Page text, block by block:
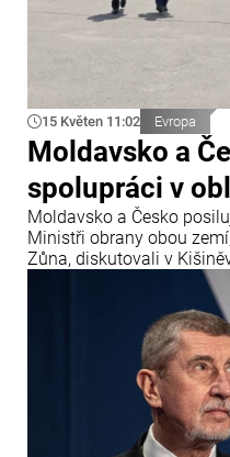
15 Květen 11:02 Evropa
Moldavsko a
spolupráci v
Moldavsko a Česko
Ministři obrany obou
Zůna, diskutovali v
bezpečnosti,
společných projektech v